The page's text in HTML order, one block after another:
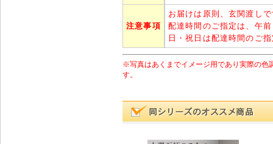
注意事項
お届けは原則、玄関渡し
配達時間のご指定は、午
日・祝日は配達時間のご
※写真はあくまでイメージ用であり実際の色
す。